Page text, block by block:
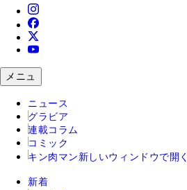
メニュ
ニュース
グラビア
連載コラム
コミック
キン肉マン 新しいウィンドウで開く
新着